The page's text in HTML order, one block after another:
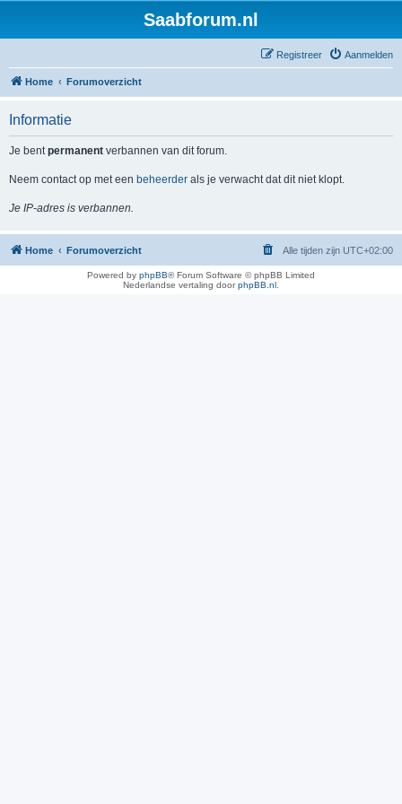
Saabforum.nl
Aanmelden
Registreer
Home Forumoverzicht
Informatie
Je bentpermanent verbannen van dit forum.
Neem contact op met een beheerder als je verwacht dat dit niet klopt.
Je IP-adres is verbannen.
Home Forumoverzicht Alle tijden zijn UTC+02:00
Powered by phpBB® Forum Software © phpBB Limited
Nederlandse vertaling doorphpBB.nl